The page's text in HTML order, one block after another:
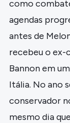
como
agendas
antes de
recebeu o ex-
Bannon em
Itália. No ano
conservador
mesmo dia